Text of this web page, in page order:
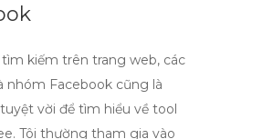
tìm kiếm trên trang web, các
nhóm Facebook cũng là
vời để tìm hiểu về tool
. Tôi thường tham gia vào